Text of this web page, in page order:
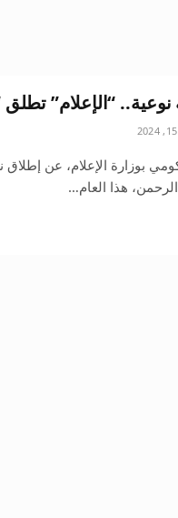
“الإعلام” تطلق
بوزارة الإعلام، عن إطلاق
هذا العام…